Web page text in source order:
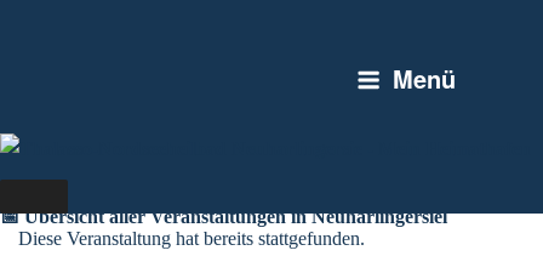
Menü
📅 Übersicht aller Veranstaltungen in Neuharlingersiel
Diese Veranstaltung hat bereits stattgefunden.